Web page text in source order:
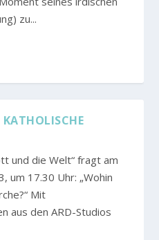
zu...
KATHOLISCHE
und die Welt“ fragt am
um 17.30 Uhr: „Wohin
Mit
aus den ARD-Studios